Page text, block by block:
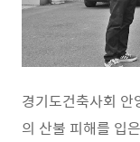
경기도건축사회
의 산불 피해를 입